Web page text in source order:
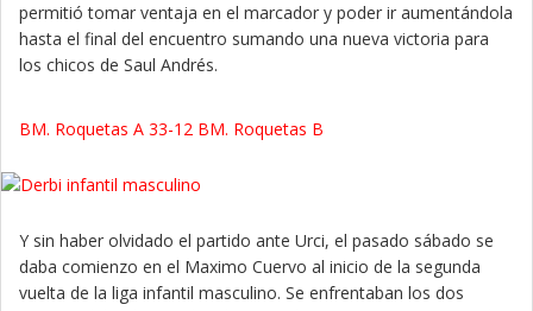
permitió tomar ventaja en el marcador y poder ir aumentándola
hasta el final del encuentro sumando una nueva victoria para
los chicos de Saul Andrés.
BM. Roquetas A 33-12 BM. Roquetas B
Y sin haber olvidado el partido ante Urci, el pasado sábado se
daba comienzo en el Maximo Cuervo al inicio de la segunda
vuelta de la liga infantil masculino. Se enfrentaban los dos